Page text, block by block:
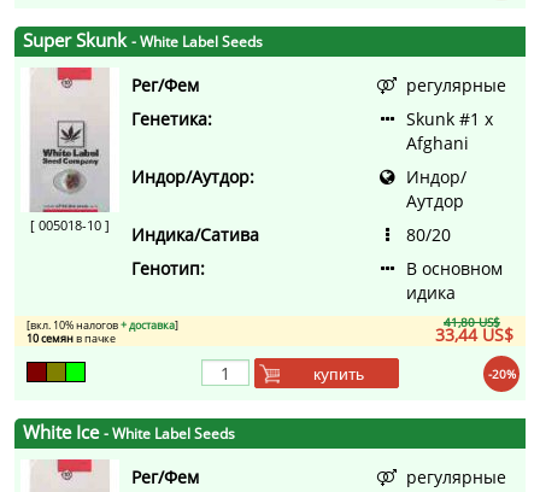
Super Skunk- White Label Seeds
[ 005018-10 ]
Рег/Фем
регулярные
Генетика:
Skunk #1 x
Afghani
Индор/Аутдор:
Индор/
Аутдор
Индика/Сатива
80/20
Генотип:
В основном
идика
41,80 US$
33,44 US$
[вкл. 10% налогов+ доставка]
10 семянв пачке
-20%
купить
White Ice- White Label Seeds
Рег/Фем
регулярные